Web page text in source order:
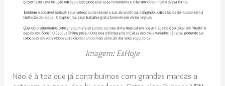
Imagem: EsHoje
Não é à toa que já contribuímos com grandes marcas a